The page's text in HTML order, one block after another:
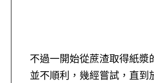
不過一開始從蔗渣取得紙漿
並不順利，幾經嘗試，直到